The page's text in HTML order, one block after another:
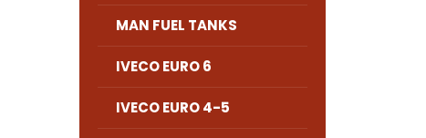
MAN FUEL TANKS
IVECO EURO 6
IVECO EURO 4-5